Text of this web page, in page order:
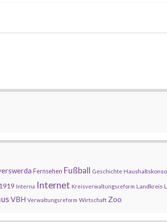
Fernsehen Fußball Geschichte
Interna Internet Kreisverwaltungsreform Landkreis
VBH Verwaltungsreform Wirtschaft Zoo